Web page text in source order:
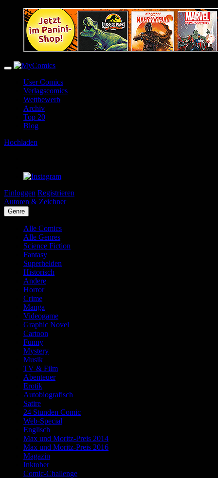
User Comics
Verlagscomics
Wettbewerb
Archiv
Top 20
Blog
Hochladen
Einloggen Registrieren
Autoren & Zeichner
Genre
Alle Comics
Alle Genres
Science Fiction
Fantasy
Superhelden
Historisch
Andere
Horror
Crime
Manga
Videogame
Graphic Novel
Cartoon
Funny
Mystery
Musik
TV & Film
Abenteuer
Erotik
Autobiografisch
Satire
24 Stunden Comic
Web-Special
Englisch
Max und Moritz-Preis 2014
Max und Moritz-Preis 2016
Magazin
Inktober
Comic-Challenge